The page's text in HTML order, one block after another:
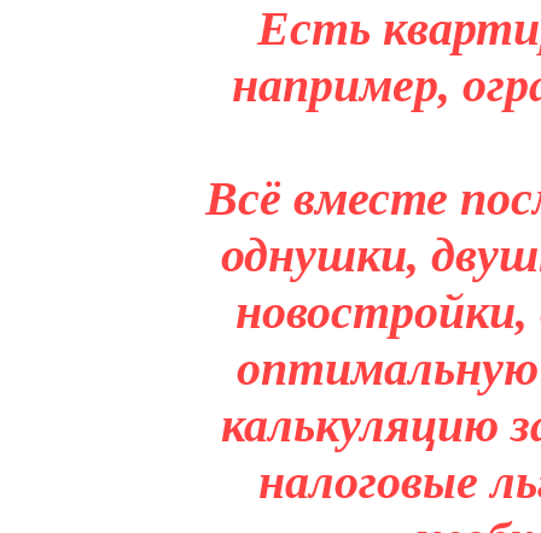
Есть
например,
Всё вместе
однушки,
оптимальную
калькуляцию
налоговые